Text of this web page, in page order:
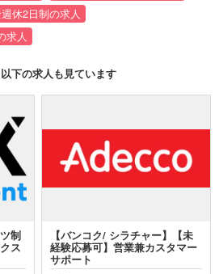
休2日制の求人
求人
下の求人も見ています
制
ス
【バンコク/ シラチャー】【未
経験応募可】営業兼カスタマー
サポート